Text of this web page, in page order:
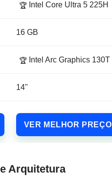
🏆Intel Core Ultra 5 225H
16 GB
🏆Intel Arc Graphics 130T
14"
VER MELHOR PREÇO
Arquitetura